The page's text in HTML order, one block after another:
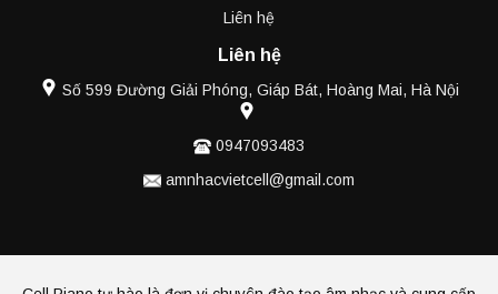
Liên hệ
Liên hệ
Số 599 Đường Giải Phóng, Giáp Bát, Hoàng Mai, Hà Nội
0947093483
amnhacvietcell@gmail.com